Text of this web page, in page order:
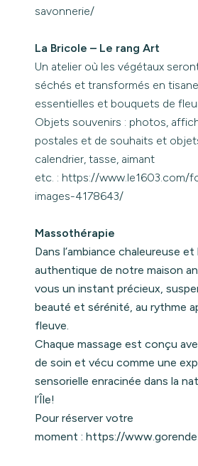
savonnerie/
La Bricole – Le rang Art
Un atelier où les végétaux
séchés et transformés en
essentielles et bouquets de
Objets souvenirs : photos,
postales et de souhaits et
calendrier, tasse, aimant
etc. : https://www.le1603.com/
images-4178643/
Massothérapie
Dans l’ambiance chaleureuse et
authentique de notre maison
vous un instant précieux,
beauté et sérénité, au rythme
fleuve.
Chaque massage est conçu
de soin et vécu comme une
sensorielle enracinée dans la
l’Île!
Pour réserver votre
moment : https://